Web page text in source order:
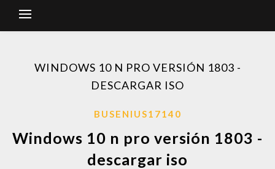
WINDOWS 10 N PRO VERSIÓN 1803 -
DESCARGAR ISO
BUSENIUS17140
Windows 10 n pro versión 1803 -
descargar iso